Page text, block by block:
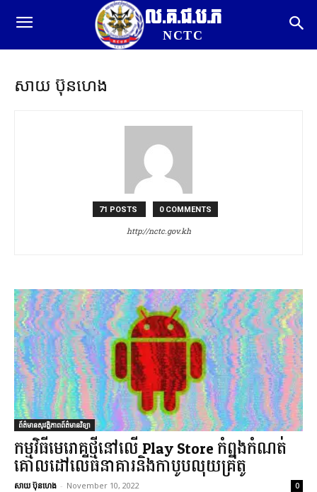
ល.គ.ជ.ប.ភ
NCTC
សាយ ប៊ុនហេង
71 POSTS 0 COMMENTS
http://nctc.gov.kh
ព័ត៌មានសុវត្ថិភាពព័ត៌មានវិទ្យា
កម្មវិធីមេរោគថ្មីនៅលើ Play Store កំពុងកំណត់
គោលដៅលើធនាគារនិងកាបូបលុយគ្រីតូ
សាយ ប៊ុនហេង - November 10, 2022 0